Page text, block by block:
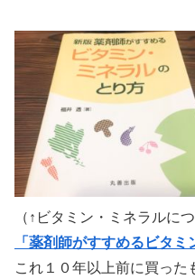
（↑ビタミン・ミネラルに
「薬剤師がすすめるビタミ
これ１０年以上前に買った